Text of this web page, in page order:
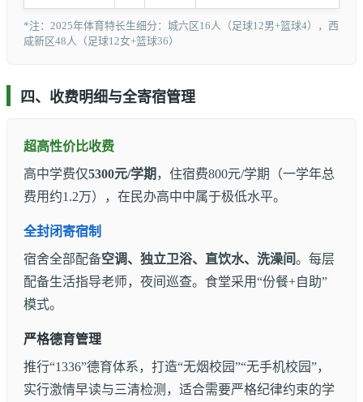
*注：2025年体育特长生细分：城六区16人（足球12男+篮球4），西
咸新区48人（足球12女+篮球36）
四、收费明细与全寄宿管理
超高性价比收费
高中学费仅5300元/学期 ，住宿费800元/学期（一学年总
费用约1.2万），在民办高中中属于极低水平。
全封闭寄宿制
宿舍全部配备空调、独立卫浴、直饮水、洗澡间。每层
配备生活指导老师，夜间巡查。食堂采用“份餐+自助”
模式。
严格德育管理
推行“1336”德育体系，打造“无烟校园”“无手机校园”，
实行激情早读与三清检测，适合需要严格纪律约束的学